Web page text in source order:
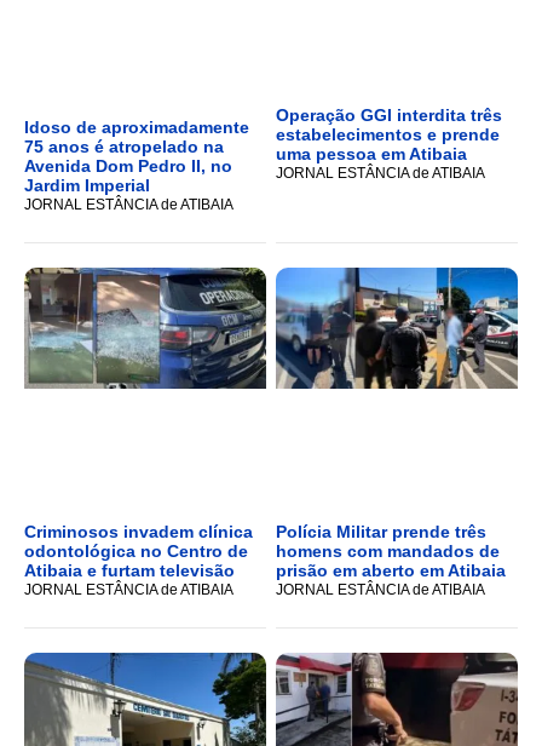
Idoso de aproximadamente
75 anos é atropelado na
Avenida Dom Pedro II, no
Jardim Imperial
JORNAL ESTÂNCIA de ATIBAIA
Operação GGI interdita três
estabelecimentos e prende
uma pessoa em Atibaia
JORNAL ESTÂNCIA de ATIBAIA
Criminosos invadem clínica
odontológica no Centro de
Atibaia e furtam televisão
JORNAL ESTÂNCIA de ATIBAIA
Polícia Militar prende três
homens com mandados de
prisão em aberto em Atibaia
JORNAL ESTÂNCIA de ATIBAIA